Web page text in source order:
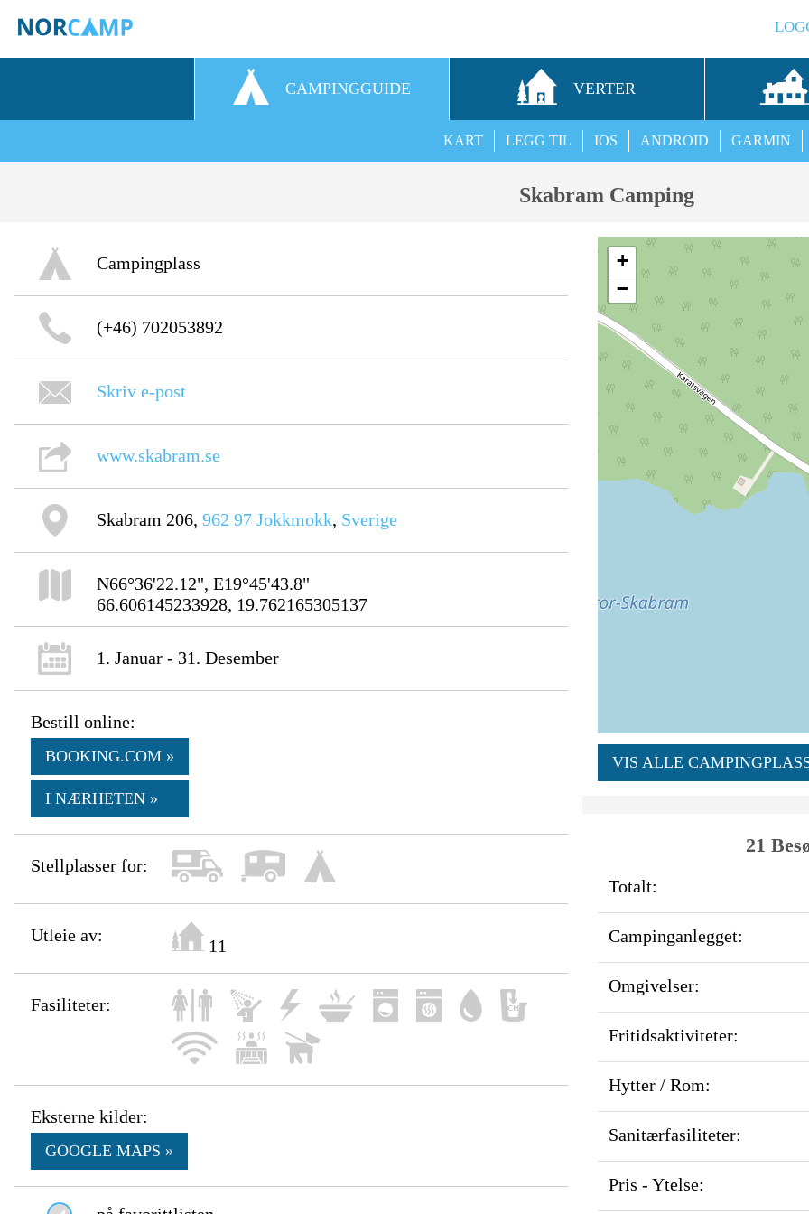
CAMPINGGUIDE VERTER
GARMIN
ANDROID
IOS
LEGG TIL
KART
Skabram Camping
Campingplass
(+46) 702053892
Skriv e-post
www.skabram.se
Skabram 206,962 97 Jokkmokk, Sverige
N66°36'22.12", E19°45'43.8"
66.606145233928, 19.762165305137
1. Januar - 31. Desember
Bestill online:
BOOKING.COM »
I NÆRHETEN »
Stellplasser for:
Utleie av:
11
Fasiliteter:
Eksterne kilder:
GOOGLE MAPS »
+
−
VIS ALLE
21
Totalt:
Campinganlegget:
Omgivelser:
Fritidsaktiviteter:
Hytter / Rom:
Sanitærfasiliteter:
Pris - Ytelse: